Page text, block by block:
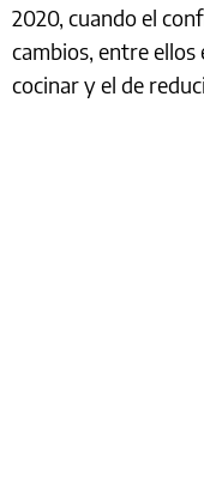
2020, cuando el
cambios, entre
cocinar y el de